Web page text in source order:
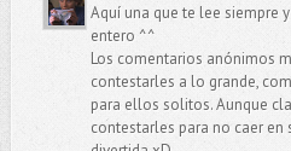
Aquí una que te lee siempre
entero ^^
Los comentarios anónimos
contestarles a lo grande,
para ellos solitos. Aunque
contestarles para no caer en